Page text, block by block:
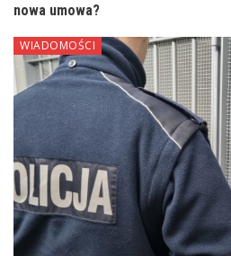
nowa umowa?
WIADOMOŚCI